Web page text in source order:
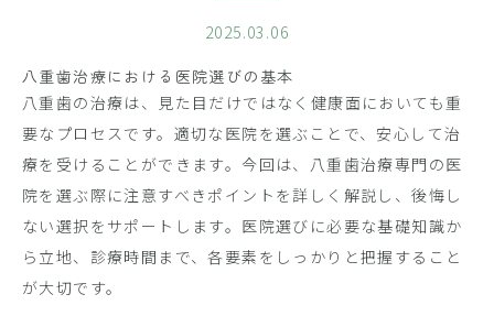
2025.03.06
八重歯治療における医院選びの基本
八重歯の治療は、見た目だけではなく健康面においても重
要なプロセスです。適切な医院を選ぶことで、安心して治
療を受けることができます。今回は、八重歯治療専門の医
院を選ぶ際に注意すべきポイントを詳しく解説し、後悔し
ない選択をサポートします。医院選びに必要な基礎知識か
ら立地、診療時間まで、各要素をしっかりと把握すること
が大切です。